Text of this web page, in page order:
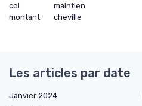
col
montant
maintien
cheville
Les articles par date
Janvier 2024